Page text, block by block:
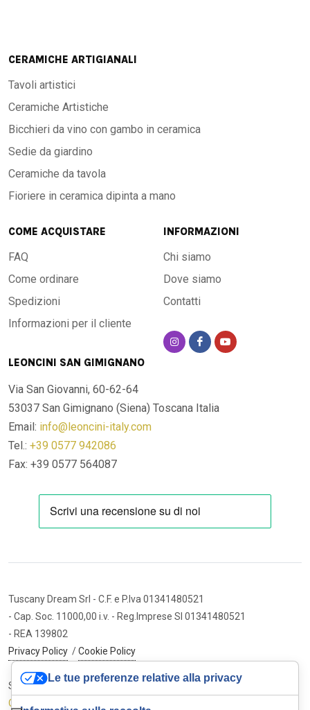
CERAMICHE ARTIGIANALI
Tavoli artistici
Ceramiche Artistiche
Bicchieri da vino con gambo in ceramica
Sedie da giardino
Ceramiche da tavola
Fioriere in ceramica dipinta a mano
COME ACQUISTARE
FAQ
Come ordinare
Spedizioni
Informazioni per il cliente
INFORMAZIONI
Chi siamo
Dove siamo
Contatti
LEONCINI SAN GIMIGNANO
Via San Giovanni, 60-62-64
53037 San Gimignano (Siena) Toscana Italia
Email: info@leoncini-italy.com
Tel.: +39 0577 942086
Fax: +39 0577 564087
Tuscany Dream Srl - C.F. e P.Iva 01341480521
- Cap. Soc. 11000,00 i.v. - Reg.Imprese SI 01341480521
- REA 139802
Privacy Policy /Cookie Policy
Sito internet ed e-commerce
Cybermarket Web Agency
Le tue preferenze relative alla privacy